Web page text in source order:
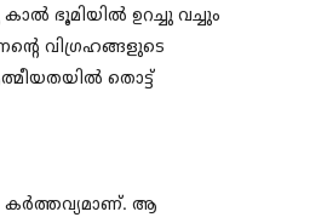
ഭൂമിയിൽ ഉറച്ചു വച്ചും
വിഗ്രഹങ്ങളുടെ
തൊട്ട്
കർത്തവ്യമാണ്. ആ